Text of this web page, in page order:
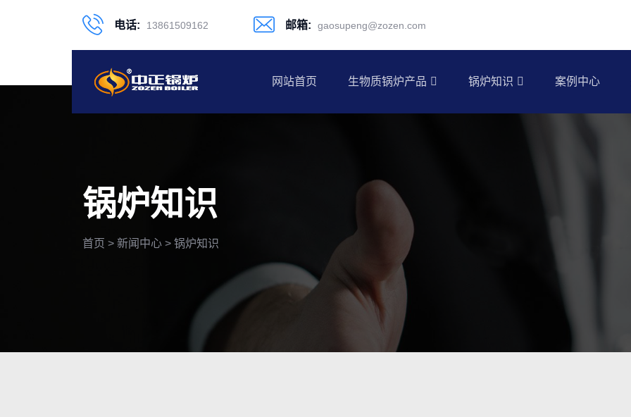
电话: 13861509162 邮箱: gaosupeng@zozen.com
网站首页 生物质锅炉产品 锅炉知识 案例中心
锅炉知识
首页 > 新闻中心 > 锅炉知识